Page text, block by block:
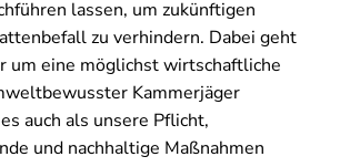
lassen, um zukünftigen
zu verhindern. Dabei geht
um eine möglichst wirtschaftliche
Kammerjäger
auch als unsere Pflicht,
und nachhaltige Maßnahmen